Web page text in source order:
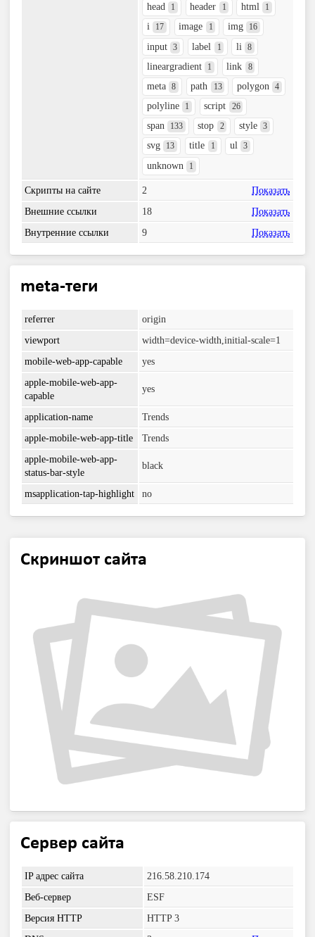
head 1 header 1 html 1
i 17 image 1 img 16
input 3 label 1 li 8
lineargradient 1 link 8
meta 8 path 13 polygon 4
polyline 1 script 26
span 133 stop 2 style 3
svg 13 title 1 ul 3
unknown 1
Скрипты на сайте 2
Показать
Внешние ссылки
18
Показать
Внутренние ссылки
9 Показать
meta-теги
referrer
origin
viewport
width=device-width,initial-scale=1
mobile-web-app-capable
yes
apple-mobile-web-app-
capable
yes
application-name
Trends
apple-mobile-web-app-title
Trends
apple-mobile-web-app-
status-bar-style
black
msapplication-tap-highlight no
Скриншот сайта
Сервер сайта
IP адрес сайта
216.58.210.174
Веб-сервер
ESF
Версия HTTP
HTTP 3